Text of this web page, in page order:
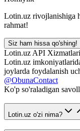
Lotin.uz rivojlanishiga
rahmat!
Siz ham hissa qo'shing!
Lotin.uz API Xizmatlari
Lotin.uz
joylarda foydalanish
@ObunaContact
Ko'p so'raladigan
Lotin.uz o'zi nima?